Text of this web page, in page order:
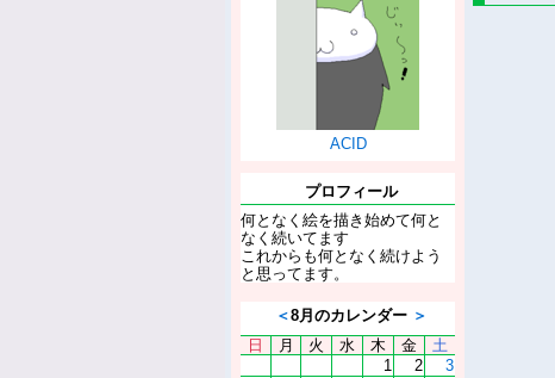
ACID
プロフィール
何となく絵を描き始めて何と
なく続いてます
これからも何となく続けよう
と思ってます。
＜8月のカレンダー ＞
日
月 火 水 木 金
土
1
2
3